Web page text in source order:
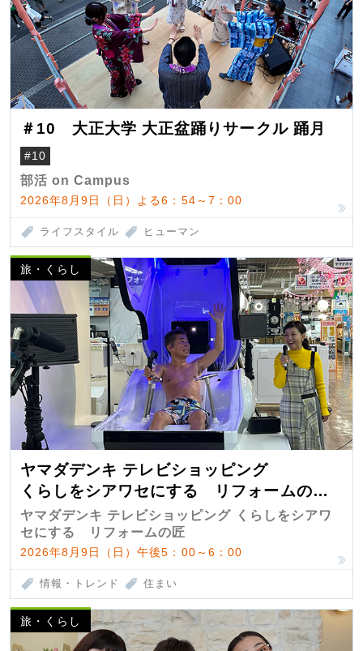
＃10 大正大学 大正盆踊りサークル 踊月
#10
部活 on Campus
2026年8月9日（日）よる6：54～7：00
ライフスタイル ヒューマン
旅・くらし
ヤマダデンキ テレビショッピング
くらしをシアワセにする リフォームの
匠 第7弾
ヤマダデンキ テレビショッピング くらしをシアワ
セにする リフォームの匠
2026年8月9日（日）午後5：00～6：00
情報・トレンド 住まい
旅・くらし